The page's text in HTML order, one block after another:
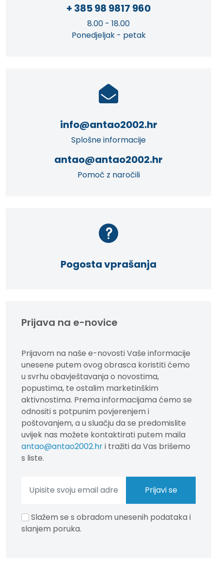
+ 385 98 9817 960
8.00 - 18.00
Ponedjeljak - petak
info@antao2002.hr
Splošne informacije
antao@antao2002.hr
Pomoč z naročili
Pogosta vprašanja
Prijava na e-novice
Prijavom na naše e-novosti Vaše informacije
unesene putem ovog obrasca koristiti ćemo
u svrhu obavještavanja o novostima,
popustima, te ostalim marketinškim
aktivnostima. Prema informacijama ćemo se
odnositi s potpunim povjerenjem i
poštovanjem, a u sluačju da se predomislite
uvijek nas možete kontaktirati putem maila
antao@antao2002.hri tražiti da Vas brišemo
s liste.
Slažem se s obradom unesenih podataka i
slanjem poruka.